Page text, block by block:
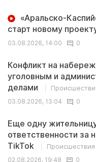
«Аральско-
старт новому
03.08.2026, 14:00
0
Конфликт на
уголовным и
делами
03.08.2026, 13:04
0
Еще одну
ответственности за
TikTok
Происшествия
02.08.2026, 19:48
0